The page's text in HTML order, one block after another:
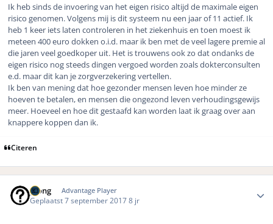
Ik heb sinds de invoering van het eigen risico altijd de maximale eigen
risico genomen. Volgens mij is dit systeem nu een jaar of 11 actief. Ik
heb 1 keer iets laten controleren in het ziekenhuis en toen moest ik
meteen 400 euro dokken o.i.d. maar ik ben met de veel lagere premie al
die jaren veel goedkoper uit. Het is trouwens ook zo dat ondanks de
eigen risico nog steeds dingen vergoed worden zoals dokterconsulten
e.d. maar dit kan je zorgverzekering vertellen.
Ik ben van mening dat hoe gezonder mensen leven hoe minder ze
hoeven te betalen, en mensen die ongezond leven verhoudingsgewijs
meer. Hoeveel en hoe dit gestaafd kan worden laat ik graag over aan
knappere koppen dan ik.
Citeren
pjong Advantage Player
Geplaatst7 september 20178 jr